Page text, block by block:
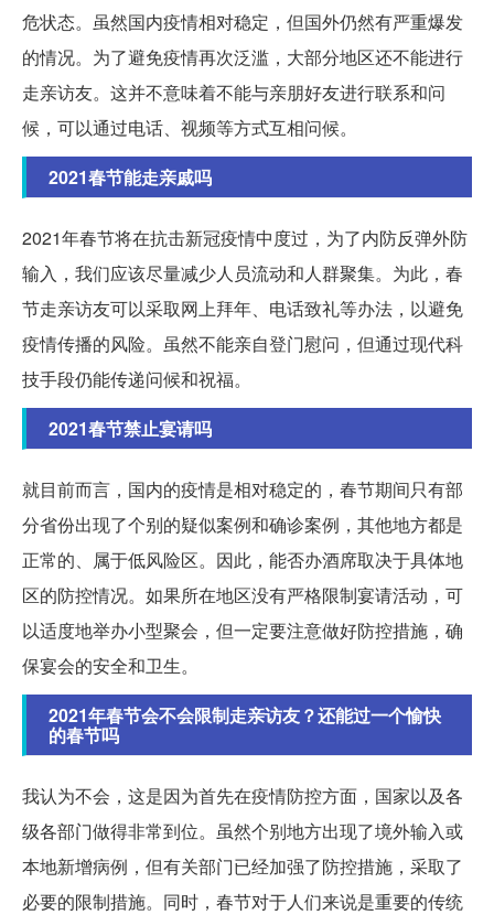
危状态。虽然国内疫情相对稳定，但国外仍然有严重爆发
的情况。为了避免疫情再次泛滥，大部分地区还不能进行
走亲访友。这并不意味着不能与亲朋好友进行联系和问
候，可以通过电话、视频等方式互相问候。
2021春节能走亲戚吗
2021年春节将在抗击新冠疫情中度过，为了内防反弹外防
输入，我们应该尽量减少人员流动和人群聚集。为此，春
节走亲访友可以采取网上拜年、电话致礼等办法，以避免
疫情传播的风险。虽然不能亲自登门慰问，但通过现代科
技手段仍能传递问候和祝福。
2021春节禁止宴请吗
就目前而言，国内的疫情是相对稳定的，春节期间只有部
分省份出现了个别的疑似案例和确诊案例，其他地方都是
正常的、属于低风险区。因此，能否办酒席取决于具体地
区的防控情况。如果所在地区没有严格限制宴请活动，可
以适度地举办小型聚会，但一定要注意做好防控措施，确
保宴会的安全和卫生。
2021年春节会不会限制走亲访友？还能过一个愉快
的春节吗
我认为不会，这是因为首先在疫情防控方面，国家以及各
级各部门做得非常到位。虽然个别地方出现了境外输入或
本地新增病例，但有关部门已经加强了防控措施，采取了
必要的限制措施。同时，春节对于人们来说是重要的传统